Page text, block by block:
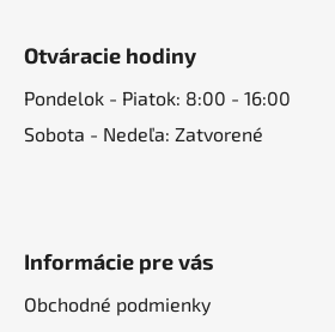
Otváracie hodiny
Pondelok - Piatok: 8:00 - 16:00
Sobota - Nedeľa: Zatvorené
Informácie pre vás
Obchodné podmienky